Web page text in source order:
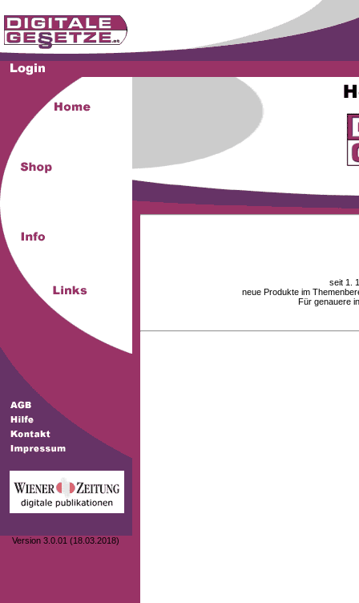
Version 3.0.01 (18.03.2018)
seit 1.
neue Produkte im
Für genauere